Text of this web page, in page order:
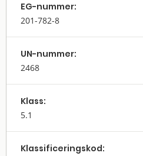
EG-nummer:
201-782-8
UN-nummer:
2468
Klass:
5.1
Klassifi­cerings­kod: